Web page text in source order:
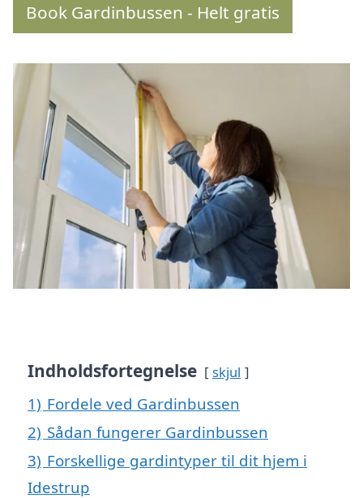
Book Gardinbussen - Helt gratis
Indholdsfortegnelse skjul
1) Fordele ved Gardinbussen
2) Sådan fungerer Gardinbussen
3) Forskellige gardintyper til dit hjem i
Idestrup